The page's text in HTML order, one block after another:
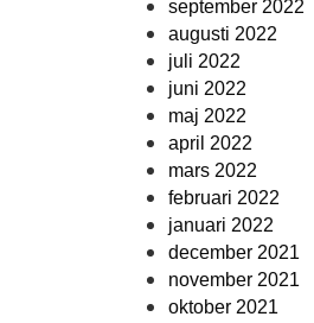
september 2022
augusti 2022
juli 2022
juni 2022
maj 2022
april 2022
mars 2022
februari 2022
januari 2022
december 2021
november 2021
oktober 2021